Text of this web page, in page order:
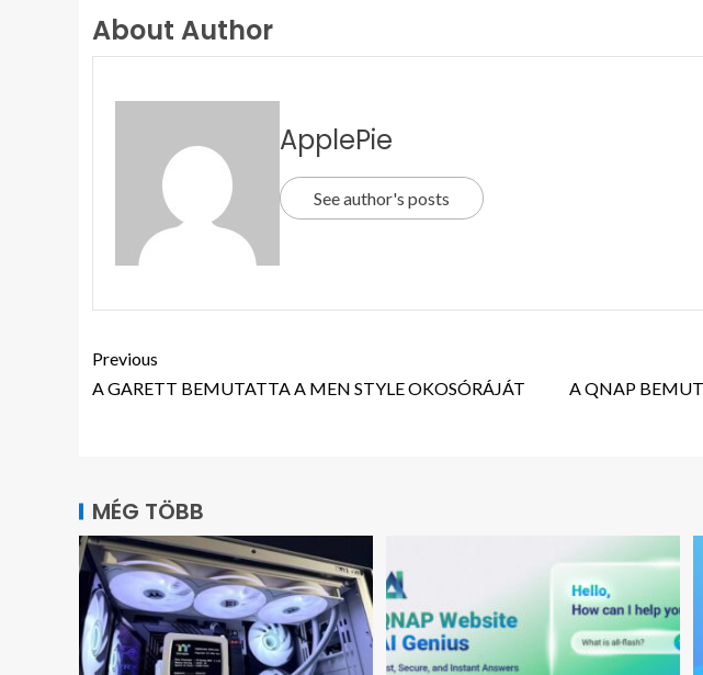
About Author
ApplePie
See author's posts
Previous
A GARETT BEMUTATTA A MEN STYLE OKOSÓRÁJÁT
A QNAP
MÉG TÖBB